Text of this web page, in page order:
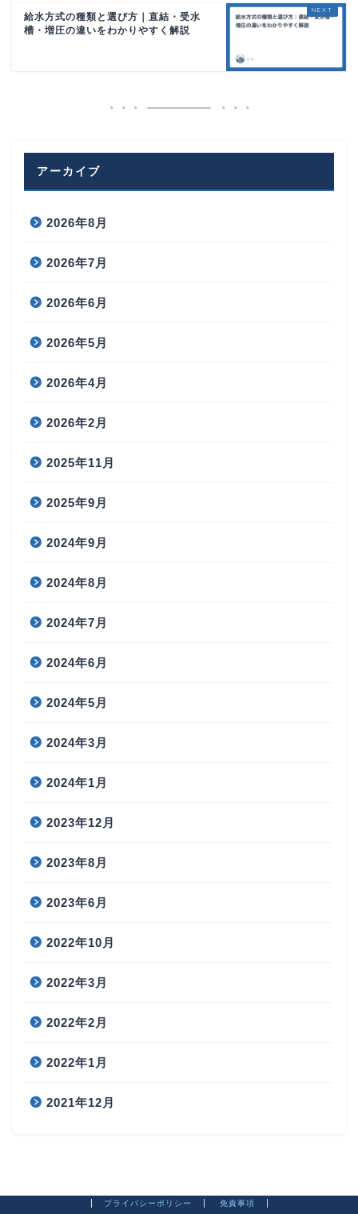
給水方式の種類と選び方｜直結・受水
槽・増圧の違いをわかりやすく解説
アーカイブ
2026年8月
2026年7月
2026年6月
2026年5月
2026年4月
2026年2月
2025年11月
2025年9月
2024年9月
2024年8月
2024年7月
2024年6月
2024年5月
2024年3月
2024年1月
2023年12月
2023年8月
2023年6月
2022年10月
2022年3月
2022年2月
2022年1月
2021年12月
プライバシーポリシー 免責事項